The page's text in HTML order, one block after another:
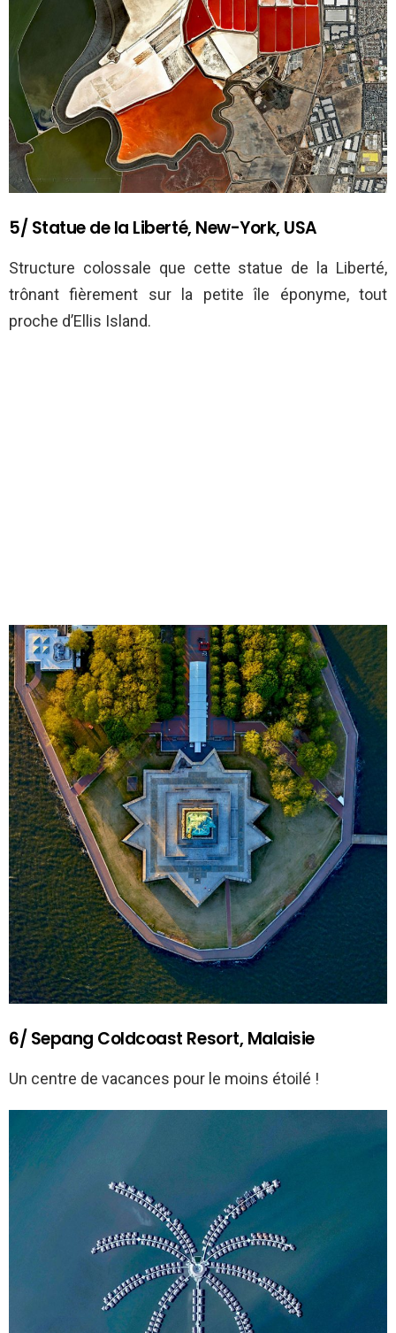
5/ Statue de la Liberté, New-York, USA
Structure colossale que cette statue de la Liberté,
trônant fièrement sur la petite île éponyme, tout
proche d’Ellis Island.
6/ Sepang Coldcoast Resort, Malaisie
Un centre de vacances pour le moins étoilé !